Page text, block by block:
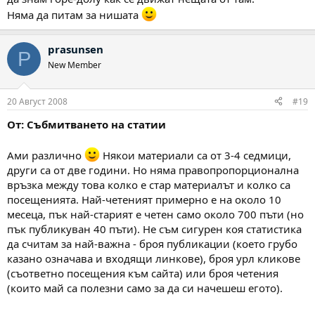
Няма да питам за нишата
P prasunsen
New Member
20 Август 2008 #19
От: Събмитването на статии
Ами различно
Някои материали са от 3-4 седмици,
други са от две години. Но няма правопропорционална
връзка между това колко е стар материалът и колко са
посещенията. Най-четеният примерно е на около 10
месеца, пък най-старият е четен само около 700 пъти (но
пък публикуван 40 пъти). Не съм сигурен коя статистика
да считам за най-важна - броя публикации (което грубо
казано означава и входящи линкове), броя урл кликове
(съответно посещения към сайта) или броя четения
(които май са полезни само за да си начешеш егото).